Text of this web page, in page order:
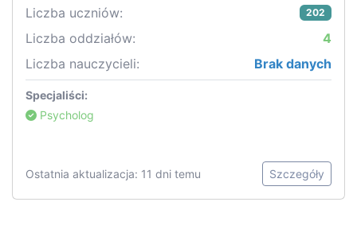
Liczba uczniów: 202
Liczba oddziałów:
4
Liczba nauczycieli:
Brak danych
Specjaliści:
Psycholog
Ostatnia aktualizacja: 11 dni temu Szczegóły